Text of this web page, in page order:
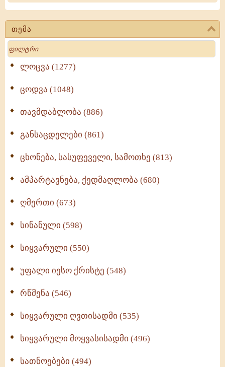
თემა
Search
ლოცვა (1277)
ცოდვა (1048)
თავმდაბლობა (886)
განსაცდელები (861)
ცხონება, სასუფეველი, სამოთხე (813)
ამპარტავნება, ქედმაღლობა (680)
ღმერთი (673)
სინანული (598)
სიყვარული (550)
უფალი იესო ქრისტე (548)
რწმენა (546)
სიყვარული ღვთისადმი (535)
სიყვარული მოყვასისადმი (496)
სათნოებები (494)
ერთხელ
გზად
მიმავალმა